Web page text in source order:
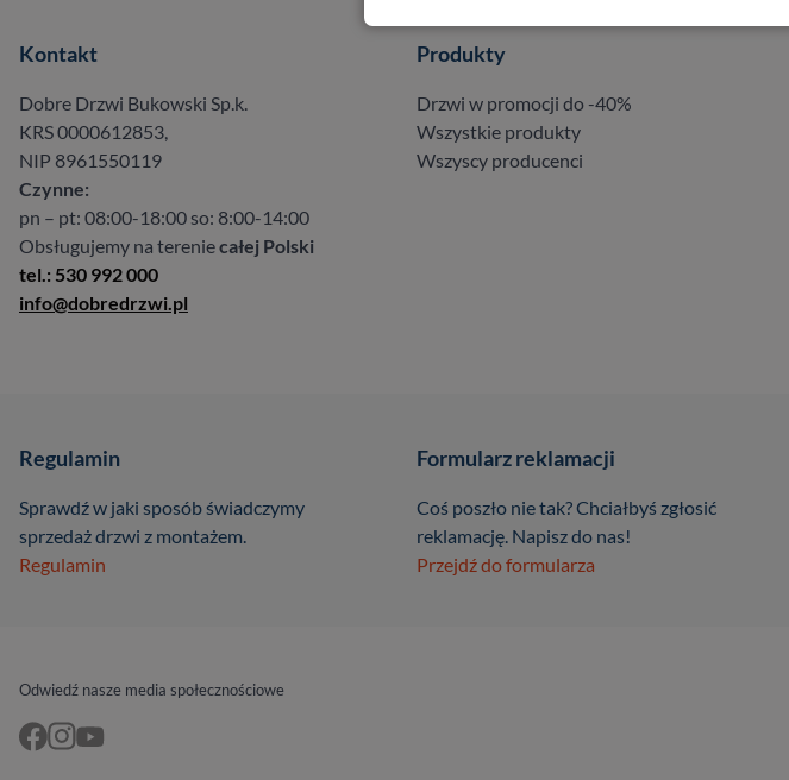
Kontakt
Dobre Drzwi Bukowski Sp.k.
KRS 0000612853,
NIP 8961550119
Czynne:
pn – pt: 08:00-18:00 so: 8:00-14:00
Obsługujemy na tereniecałej Polski
tel.: 530 992 000
info@dobredrzwi.pl
Produkty
Drzwi w promocji do -40%
Wszystkie produkty
Wszyscy producenci
Regulamin
Sprawdź w jaki sposób świadczymy
sprzedaż drzwi z montażem.
Regulamin
Formularz reklamacji
Coś poszło nie tak? Chciałbyś zgłosić
reklamację. Napisz do nas!
Przejdź do formularza
Odwiedź nasze media społecznościowe